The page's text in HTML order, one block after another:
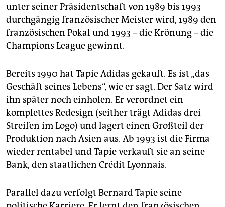
unter seiner Präsidentschaft von 1989 bis 1993
durchgängig französischer Meister wird, 1989 den
französischen Pokal und 1993 – die Krönung – die
Champions League gewinnt.
Bereits 1990 hat Tapie Adidas gekauft. Es ist „das
Geschäft seines Lebens“, wie er sagt. Der Satz wird
ihn später noch einholen. Er verordnet ein
komplettes Redesign (seither trägt Adidas drei
Streifen im Logo) und lagert einen Großteil der
Produktion nach Asien aus. Ab 1993 ist die Firma
wieder rentabel und Tapie verkauft sie an seine
Bank, den staatlichen Crédit Lyonnais.
Parallel dazu verfolgt Bernard Tapie seine